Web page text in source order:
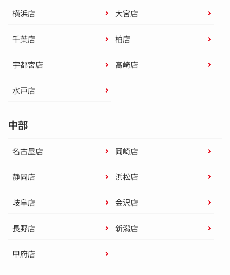
横浜店 大宮店
千葉店 柏店
宇都宮店 高崎店
水戸店
中部
名古屋店 岡崎店
静岡店 浜松店
岐阜店 金沢店
長野店 新潟店
甲府店